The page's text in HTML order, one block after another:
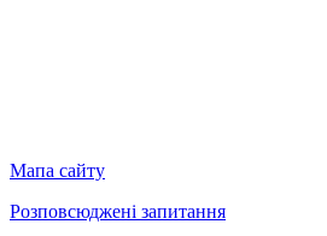
Мапа сайту
Розповсюджені запитання